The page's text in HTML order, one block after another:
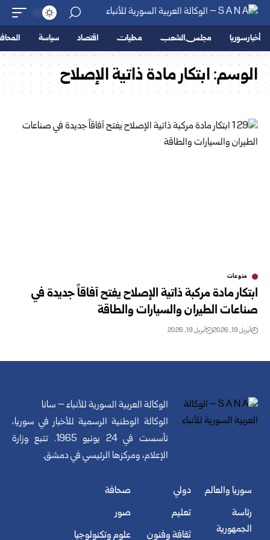
أخبار سوريا مجلس الشعب محليات اقتصاد سياسة
الوسم:ابتكار مادة ذاتية الإصلاح
منوعات
ابتكار مادة مركبة ذاتية الإصلاح يفتح آفاقاً جديدة في
صناعات الطيران والسيارات والطاقة
أبريل 19, 2026 أبريل 19, 2026
الوكالة العربية السورية للأنباء – سانا
الوكالة الوطنية الرسمية للأخبار في سوريا،
تأسست في 24 يونيو 1965. تتبع وزارة
الإعلام، ومركزها الرئيسي في دمشق.
سوريا والعالم
رئاسة
الجمهورية
دولي
تعليم
ثقافة وفنون
صحافة
صور
علوم وتكنولوجيا